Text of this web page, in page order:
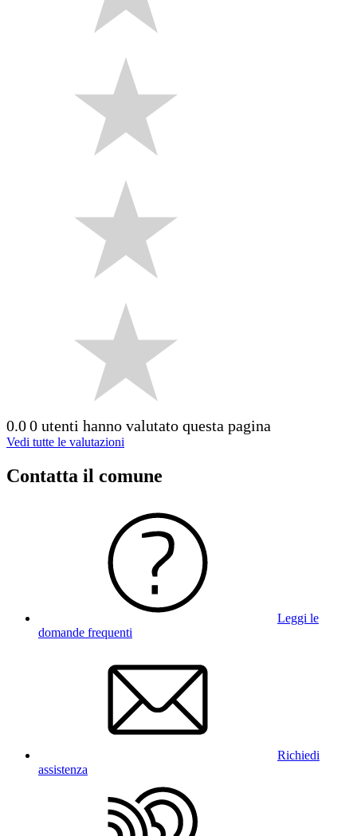
0.00 utenti hanno valutato questa pagina
Vedi tutte le valutazioni
Contatta il comune
Leggi le
domande frequenti
Richiedi
assistenza